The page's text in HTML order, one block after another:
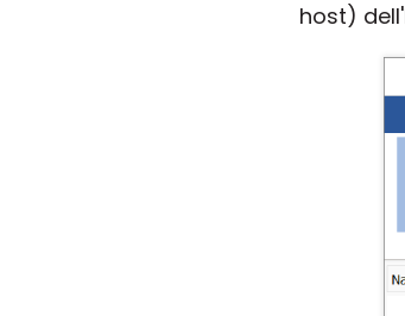
host)